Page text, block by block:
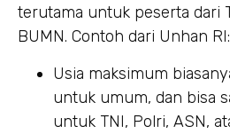
terutama untuk peserta dari
BUMN. Contoh dari Unhan RI:
Usia maksimum
untuk umum, dan bisa
untuk TNI, Polri, ASN,